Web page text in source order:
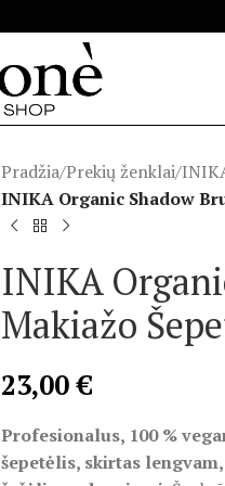
Pradžia/Prekių ženklai/
INIKA Organic Shadow
INIKA
Makiažo
23,00€
Profesionalus, 100 %
šepetėlis, skirtas